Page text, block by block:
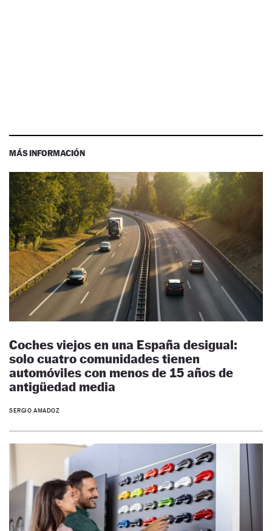
MÁS INFORMACIÓN
Coches viejos en una España desigual:
solo cuatro comunidades tienen
automóviles con menos de 15 años de
antigüedad media
SERGIO AMADOZ